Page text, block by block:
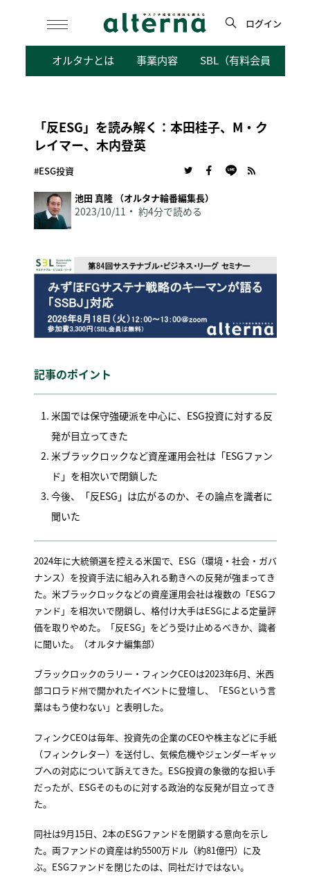
検
ログイン
オルタナとは 事業内容 SBL（有料会員向けサ
「反ESG」を読み解く：本田桂子、M・ク
レイマー、木内登英
#ESG投資
池田 真隆 （オルタナ輪番編集長）
2023/10/11 約4分で読める
記事のポイント
米国では保守強硬派を中心に、ESG投資に対する反
発が目立ってきた
米ブラックロックなど資産運用会社は「ESGファン
ド」を相次いで閉鎖した
今後、「反ESG」は広がるのか、その論点を識者に
聞いた
2024年に大統領選を控える米国で、ESG（環境・社会・ガバ
ナンス）を投資手法に組み入れる動きへの反発が強まってき
た。米ブラックロックなどの資産運用会社は複数の「ESGフ
ァンド」を相次いで閉鎖し、格付け大手はESGによる定量評
価を取りやめた。「反ESG」をどう受け止めるべきか、識者
に聞いた。（オルタナ編集部）
ブラックロックのラリー・フィンクCEOは2023年6月、米西
部コロラド州で開かれたイベントに登壇し、「ESGという言
葉はもう使わない」と表明した。
フィンクCEOは毎年、投資先の企業のCEOや株主などに手紙
（フィンクレター）を送付し、気候危機やジェンダーギャッ
プへの対応について訴えてきた。ESG投資の象徴的な担い手
だったが、ESGそのものに対する政治的な反発が目立ってき
た。
同社は9月15日、2本のESGファンドを閉鎖する意向を示し
た。両ファンドの資産は約5500万ドル（約81億円）に及
ぶ。ESGファンドを閉じたのは、同社だけではない。